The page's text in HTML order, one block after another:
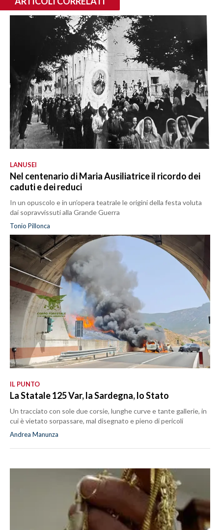
LANUSEI
Nel centenario di Maria Ausiliatrice il ricordo dei
caduti e dei reduci
In un opuscolo e in un’opera teatrale le origini della festa voluta
dai sopravvissuti alla Grande Guerra
Tonio Pillonca
IL PUNTO
La Statale 125 Var, la Sardegna, lo Stato
Un tracciato con sole due corsie, lunghe curve e tante gallerie, in
cui è vietato sorpassare, mal disegnato e pieno di pericoli
Andrea Manunza